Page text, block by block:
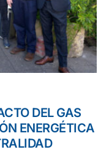
DEL GAS
ENERGÉTICA